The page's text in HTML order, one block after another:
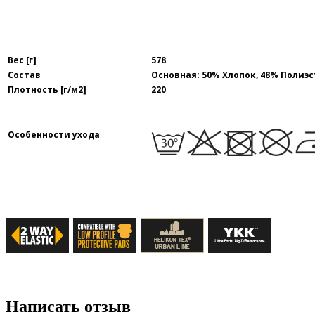
Вес [г]
578
Состав
Основная: 50% Хлопок, 48%
Плотность [г/м2]
220
Особенности ухода
Написать отзыв